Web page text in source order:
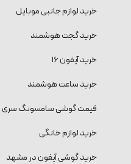
خرید لوازم جانبی موبایل
خرید گجت هوشمند
خرید آیفون 16
خرید ساعت هوشمند
قیمت گوشی سامسونگ سری S
خرید لوازم خانگی
خرید گوشی آیفون در مشهد